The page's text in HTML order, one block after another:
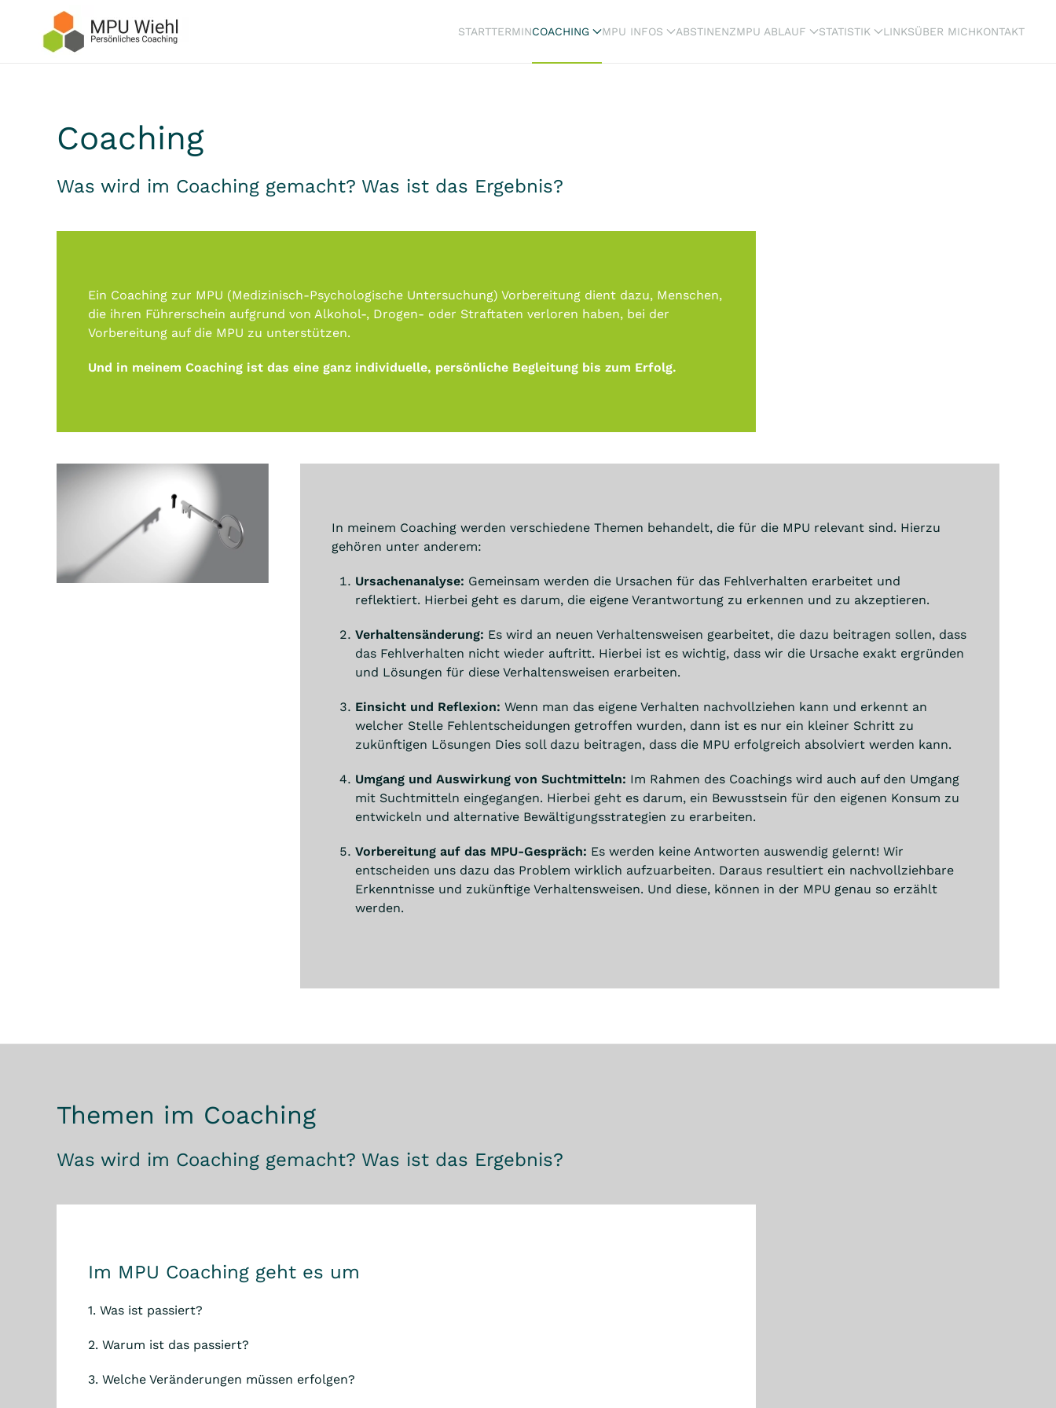
Skip to main content
STARTTERMINCOACHING MPU INFOS ABSTINENZMPU ABLAUF STATISTIK LINKSÜBER MICHKONTAKT
Coaching
Was wird im Coaching gemacht? Was ist das Ergebnis?
Ein Coaching zur MPU (Medizinisch-Psychologische Untersuchung) Vorbereitung dient dazu, Menschen,
die ihren Führerschein aufgrund von Alkohol-, Drogen- oder Straftaten verloren haben, bei der
Vorbereitung auf die MPU zu unterstützen.
Und in meinem Coaching ist das eine ganz individuelle, persönliche Begleitung bis zum Erfolg.
In meinem Coaching werden verschiedene Themen behandelt, die für die MPU relevant sind. Hierzu
gehören unter anderem:
Ursachenanalyse: Gemeinsam werden die Ursachen für das Fehlverhalten erarbeitet und
reflektiert. Hierbei geht es darum, die eigene Verantwortung zu erkennen und zu akzeptieren.
Verhaltensänderung: Es wird an neuen Verhaltensweisen gearbeitet, die dazu beitragen sollen, dass
das Fehlverhalten nicht wieder auftritt. Hierbei ist es wichtig, dass wir die Ursache exakt ergründen
und Lösungen für diese Verhaltensweisen erarbeiten.
Einsicht und Reflexion: Wenn man das eigene Verhalten nachvollziehen kann und erkennt an
welcher Stelle Fehlentscheidungen getroffen wurden, dann ist es nur ein kleiner Schritt zu
zukünftigen Lösungen Dies soll dazu beitragen, dass die MPU erfolgreich absolviert werden kann.
Umgang und Auswirkung von Suchtmitteln: Im Rahmen des Coachings wird auch auf den Umgang
mit Suchtmitteln eingegangen. Hierbei geht es darum, ein Bewusstsein für den eigenen Konsum zu
entwickeln und alternative Bewältigungsstrategien zu erarbeiten.
Vorbereitung auf das MPU-Gespräch: Es werden keine Antworten auswendig gelernt! Wir
entscheiden uns dazu das Problem wirklich aufzuarbeiten. Daraus resultiert ein nachvollziehbare
Erkenntnisse und zukünftige Verhaltensweisen. Und diese, können in der MPU genau so erzählt
werden.
Themen im Coaching
Was wird im Coaching gemacht? Was ist das Ergebnis?
Im MPU Coaching geht es um
1. Was ist passiert?
2. Warum ist das passiert?
3. Welche Veränderungen müssen erfolgen?